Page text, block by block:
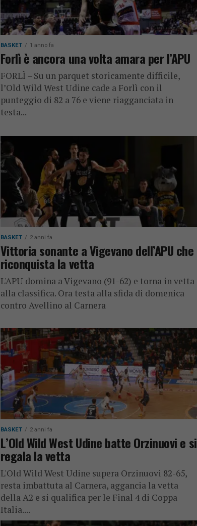
BASKET 1 anno fa
Forlì è ancora una volta amara per l’APU
FORLÌ – Su un parquet storicamente difficile,
l’Old Wild West Udine cade a Forlì con il
punteggio di 82 a 76 e viene riagganciata in
testa...
BASKET 2 anni fa
Vittoria sonante a Vigevano dell’APU che
riconquista la vetta
L'APU domina a Vigevano (91-62) e torna in vetta
alla classifica. Ora testa alla sfida di domenica
contro Avellino al Carnera
BASKET 2 anni fa
L’Old Wild West Udine batte Orzinuovi e si
regala la vetta
L'Old Wild West Udine supera Orzinuovi 82-65,
resta imbattuta al Carnera, aggancia la vetta
della A2 e si qualifica per le Final 4 di Coppa
Italia....